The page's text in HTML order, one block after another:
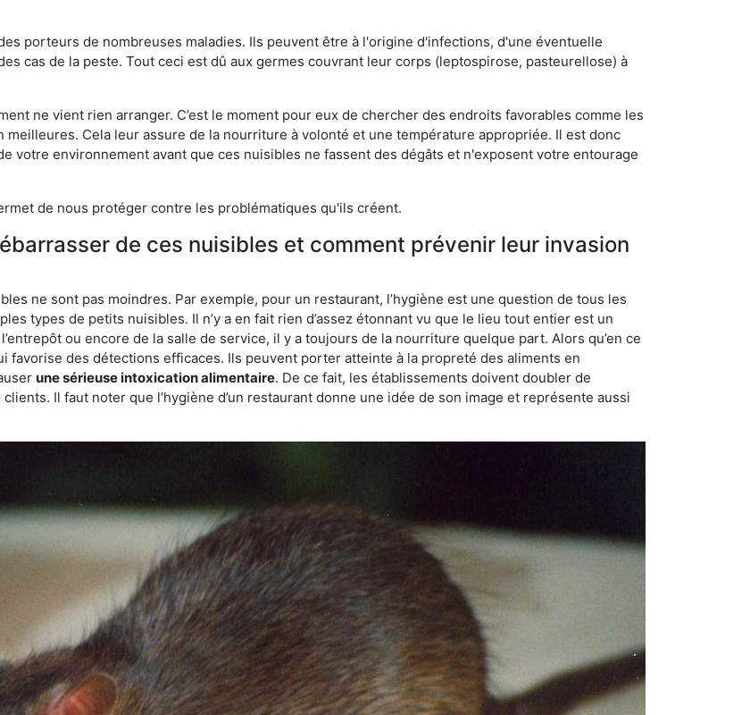
porteurs de nombreuses maladies. Ils peuvent être à l'origine d'infections, d'une éventuelle
cas de la peste. Tout ceci est dû aux germes couvrant leur corps (leptospirose, pasteurellose) à
ne vient rien arranger. C’est le moment pour eux de chercher des endroits favorables comme les
Cela leur assure de la nourriture à volonté et une température appropriée. Il est donc
votre environnement avant que ces nuisibles ne fassent des dégâts et n'exposent votre entourage
de nous protéger contre les problématiques qu'ils créent.
de ces nuisibles et comment prévenir leur invasion
ne sont pas moindres. Par exemple, pour un restaurant, l’hygiène est une question de tous les
types de petits nuisibles. Il n’y a en fait rien d’assez étonnant vu que le lieu tout entier est un
ou encore de la salle de service, il y a toujours de la nourriture quelque part. Alors qu’en ce
des détections efficaces. Ils peuvent porter atteinte à la propreté des aliments en
une sérieuse intoxication alimentaire. De ce fait, les établissements doivent doubler de
Il faut noter que l’hygiène d’un restaurant donne une idée de son image et représente aussi